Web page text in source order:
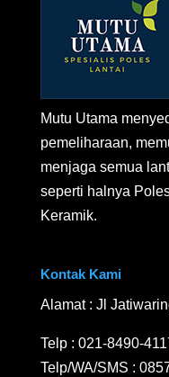
Mutu Utama
pemeliharaan,
menjaga semua
seperti halnya
Keramik.
Kontak Kami
Alamat : Jl
Telp : 021-8490-
Telp/WA/SMS :